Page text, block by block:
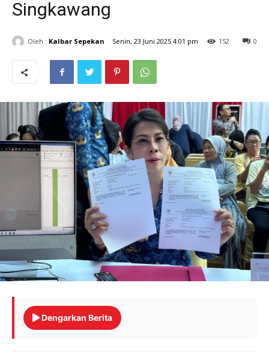
Singkawang
Oleh : Kalbar Sepekan Senin, 23 Juni 2025 4:01 pm 0
152
Dengarkan Berita